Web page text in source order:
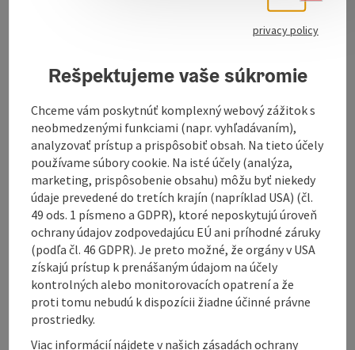
Enjoy the power and warmth of the sun in the heated
beach volleyball court.
Contact
Opening hours
Arrival
Sports
privacy policy
Rešpektujeme vaše súkromie
Chceme vám poskytnúť komplexný webový zážitok s
neobmedzenými funkciami (napr. vyhľadávaním),
analyzovať prístup a prispôsobiť obsah. Na tieto účely
používame súbory cookie. Na isté účely (analýza,
marketing, prispôsobenie obsahu) môžu byť niekedy
údaje prevedené do tretích krajín (napríklad USA) (čl.
49 ods. 1 písmeno a GDPR), ktoré neposkytujú úroveň
ochrany údajov zodpovedajúcu EÚ ani príhodné záruky
(podľa čl. 46 GDPR). Je preto možné, že orgány v USA
získajú prístup k prenášaným údajom na účely
kontrolných alebo monitorovacích opatrení a že
proti tomu nebudú k dispozícii žiadne účinné právne
prostriedky.
Viac informácií nájdete v našich zásadách ochrany